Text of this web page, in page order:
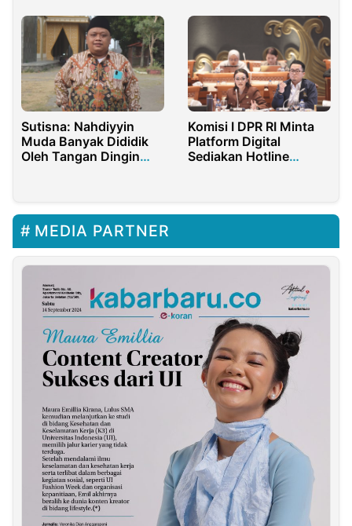
Sutisna: Nahdiyyin
Muda Banyak Dididik
Oleh Tangan Dingin
Komisi I DPR RI Minta
Platform Digital
Sediakan Hotline
MEDIA PARTNER